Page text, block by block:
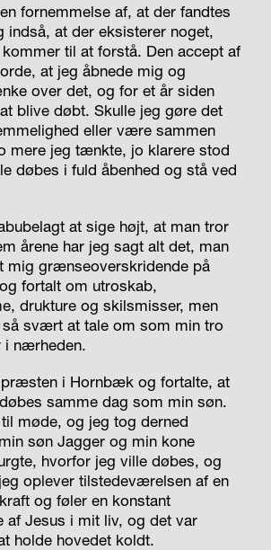
fornemmelse af, at der fandtes
indså, at der eksisterer noget,
til at forstå. Den accept af
at jeg åbnede mig og
over det, og for et år siden
blive døbt. Skulle jeg gøre det
eller være sammen
mere jeg tænkte, jo klarere stod
døbes i fuld åbenhed og stå ved
at sige højt, at man tror
årene har jeg sagt alt det, man
mig grænseoverskridende på
fortalt om utroskab,
drukture og skilsmisser, men
svært at tale om som min tro
i nærheden.
i Hornbæk og fortalte, at
samme dag som min søn.
møde, og jeg tog derned
søn Jagger og min kone
hvorfor jeg ville døbes, og
oplever tilstedeværelsen af en
og føler en konstant
Jesus i mit liv, og det var
holde hovedet koldt.